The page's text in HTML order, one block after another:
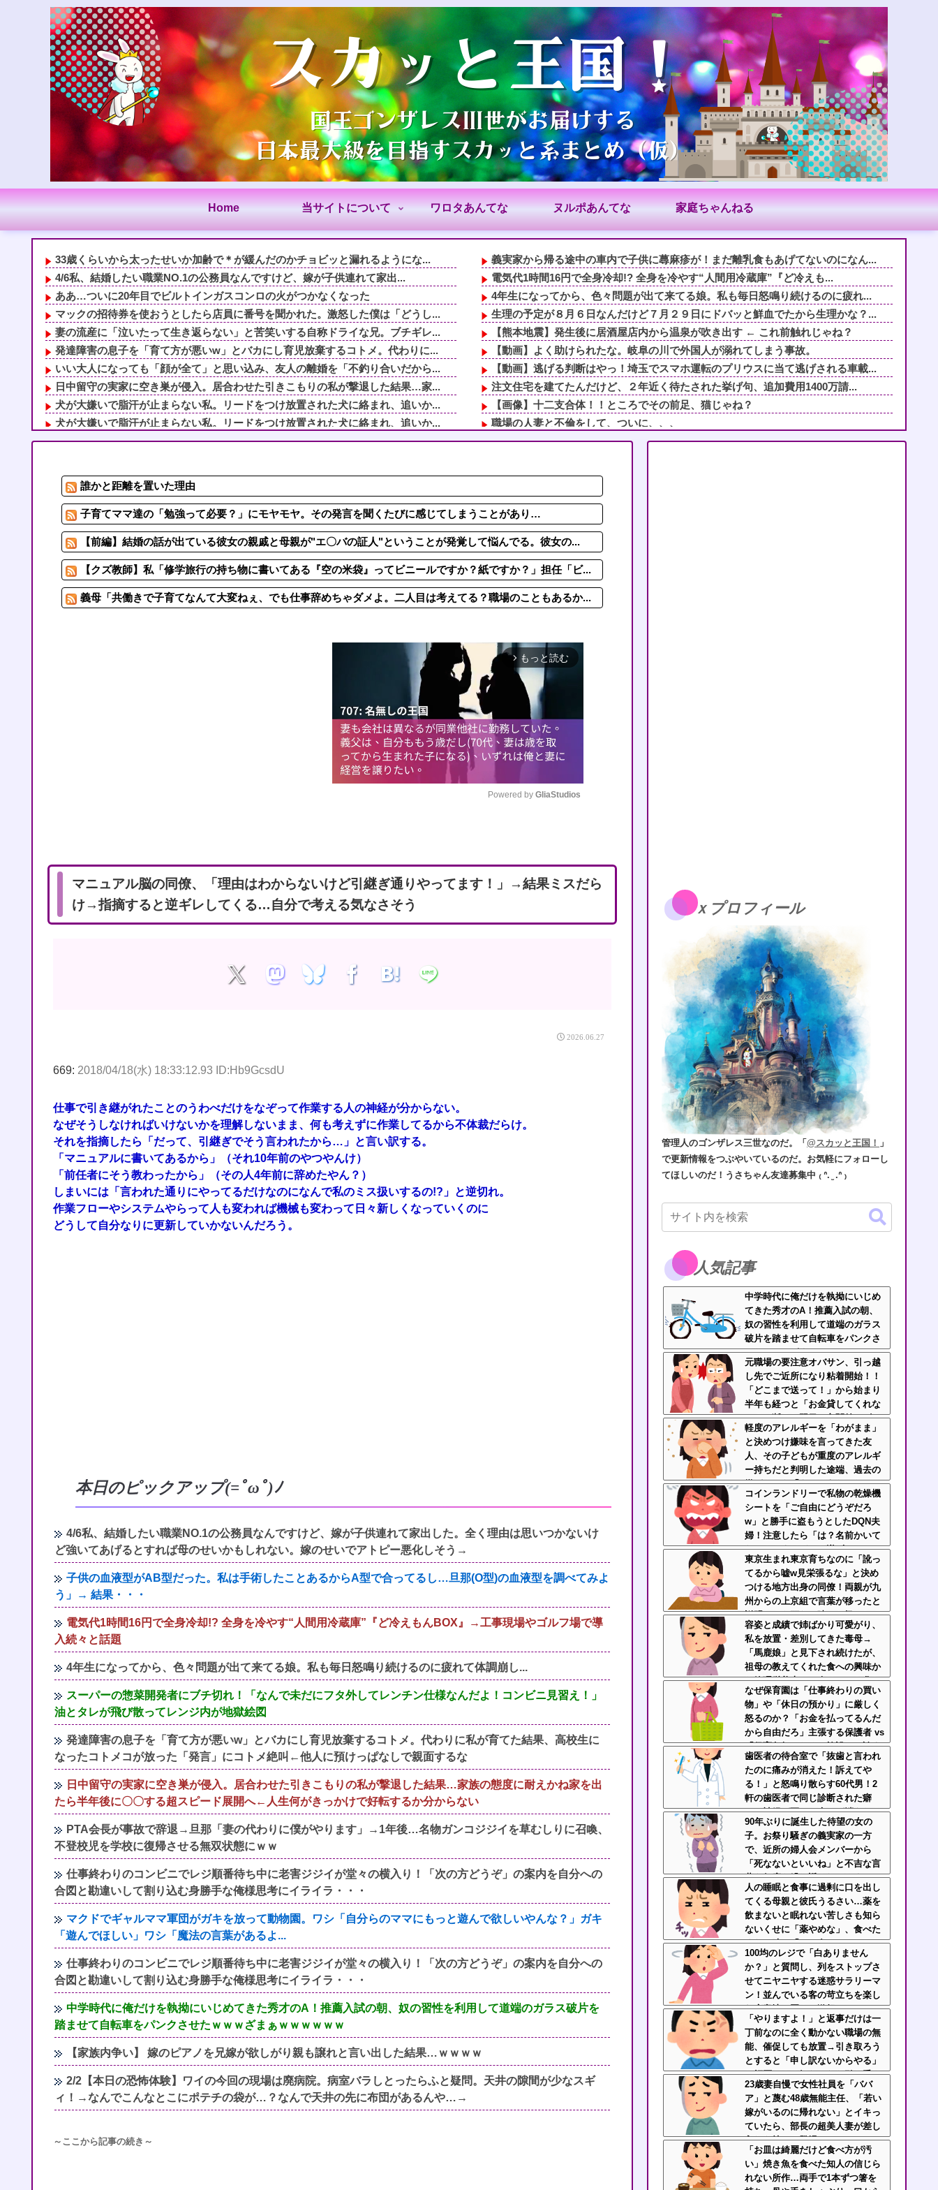
Home 当サイトについて ワロタあんてな ヌルポあんてな 家庭ちゃんねる
33歳くらいから太ったせいか加齢で＊が緩んだのかチョビッと漏れるようにな...
4/6私、結婚したい職業NO.1の公務員なんですけど、嫁が子供連れて家出...
ああ…ついに20年目でビルトインガスコンロの火がつかなくなった
マックの招待券を使おうとしたら店員に番号を聞かれた。激怒した僕は「どうし...
妻の流産に「泣いたって生き返らない」と苦笑いする自称ドライな兄。ブチギレ...
発達障害の息子を「育て方が悪いw」とバカにし育児放棄するコトメ。代わりに...
いい大人になっても「顔が全て」と思い込み、友人の離婚を「不釣り合いだから...
日中留守の実家に空き巣が侵入。居合わせた引きこもりの私が撃退した結果…家...
犬が大嫌いで脂汗が止まらない私。リードをつけ放置された犬に絡まれ、追いか...
犬が大嫌いで脂汗が止まらない私。リードをつけ放置された犬に絡まれ、追いか...
マクドでギャルママ軍団がガキを放って動物園。ワシ「自分らのママにもっと遊...
1/5【回る有責カウンター】嫁が離婚届を置いて失踪。浮気がバレたかと思っ...
のび太：181人 ナルト：347人
夫のコレクション捨てたりご飯作らなかったりしても怒らなかった夫。だから「...
義実家から帰る途中の車内で子供に蕁麻疹が！まだ離乳食もあげてないのになん...
電気代1時間16円で全身冷却!? 全身を冷やす“人間用冷蔵庫”『ど冷えも...
4年生になってから、色々問題が出て来てる娘。私も毎日怒鳴り続けるのに疲れ...
生理の予定が８月６日なんだけど７月２９日にドバッと鮮血でたから生理かな？...
【熊本地震】発生後に居酒屋店内から温泉が吹き出す ← これ前触れじゃね？
【動画】よく助けられたな。岐阜の川で外国人が溺れてしまう事故。
【動画】逃げる判断はやっ！埼玉でスマホ運転のプリウスに当て逃げされる車載...
注文住宅を建てたんだけど、２年近く待たされた挙げ句、追加費用1400万請...
【画像】十二支合体！！ところでその前足、猫じゃね？
職場の人妻と不倫をして、ついに、、、
仕事終わりのコンビニでレジ順番待ち中に老害ジジイが堂々の横入り！「次の方...
ロイコクロディウムは実はカタツムリにとって益虫だった
【前編】結婚の話が出ている彼女の親戚と母親が"エ〇バの証人"ということが...
【クズ教師】私「修学旅行の持ち物に書いてある『空の米袋』ってビニールです...
誰かと距離を置いた理由
子育てママ達の「勉強って必要？」にモヤモヤ。その発言を聞くたびに感じてしまうことがあり…
【前編】結婚の話が出ている彼女の親戚と母親が"エ〇バの証人"ということが発覚して悩んでる。彼女の...
【クズ教師】私「修学旅行の持ち物に書いてある『空の米袋』ってビニールですか？紙ですか？」担任「ビ...
義母「共働きで子育てなんて大変ねぇ、でも仕事辞めちゃダメよ。二人目は考えてる？職場のこともあるか...
arrow_forward_ios もっと読む
e
Powered by GliaStudios
マニュアル脳の同僚、「理由はわからないけど引継ぎ通りやってます！」→結果ミスだら
け→指摘すると逆ギレしてくる…自分で考える気なさそう
2026.06.27
669: 2018/04/18(水) 18:33:12.93 ID:Hb9GcsdU
仕事で引き継がれたことのうわべだけをなぞって作業する人の神経が分からない。
なぜそうしなければいけないかを理解しないまま、何も考えずに作業してるから不体裁だらけ。
それを指摘したら「だって、引継ぎでそう言われたから…」と言い訳する。
「マニュアルに書いてあるから」（それ10年前のやつやんけ）
「前任者にそう教わったから」（その人4年前に辞めたやん？）
しまいには「言われた通りにやってるだけなのになんで私のミス扱いするの!?」と逆切れ。
作業フローやシステムやらって人も変われば機械も変わって日々新しくなっていくのに
どうして自分なりに更新していかないんだろう。
本日のピックアップ(=ﾟωﾟ)ﾉ
4/6私、結婚したい職業NO.1の公務員なんですけど、嫁が子供連れて家出した。全く理由は思いつかないけ
ど強いてあげるとすれば母のせいかもしれない。嫁のせいでアトピー悪化しそう→
子供の血液型がAB型だった。私は手術したことあるからA型で合ってるし…旦那(O型)の血液型を調べてみよ
う」→ 結果・・・
電気代1時間16円で全身冷却!? 全身を冷やす“人間用冷蔵庫”『ど冷えもんBOX』→工事現場やゴルフ場で導
入続々と話題
4年生になってから、色々問題が出て来てる娘。私も毎日怒鳴り続けるのに疲れて体調崩し...
スーパーの惣菜開発者にブチ切れ！「なんで未だにフタ外してレンチン仕様なんだよ！コンビニ見習え！」
油とタレが飛び散ってレンジ内が地獄絵図
発達障害の息子を「育て方が悪いw」とバカにし育児放棄するコトメ。代わりに私が育てた結果、高校生に
なったコトメコが放った「発言」にコトメ絶叫←他人に預けっぱなしで親面するな
日中留守の実家に空き巣が侵入。居合わせた引きこもりの私が撃退した結果…家族の態度に耐えかね家を出
たら半年後に〇〇する超スピード展開へ←人生何がきっかけで好転するか分からない
PTA会長が事故で辞退→旦那「妻の代わりに僕がやります」→1年後…名物ガンコジジイを草むしりに召喚、
不登校児を学校に復帰させる無双状態にｗｗ
仕事終わりのコンビニでレジ順番待ち中に老害ジジイが堂々の横入り！「次の方どうぞ」の案内を自分への
合図と勘違いして割り込む身勝手な俺様思考にイライラ・・・
マクドでギャルママ軍団がガキを放って動物園。ワシ「自分らのママにもっと遊んで欲しいやんな？」ガキ
「遊んでほしい」ワシ「魔法の言葉があるよ...
仕事終わりのコンビニでレジ順番待ち中に老害ジジイが堂々の横入り！「次の方どうぞ」の案内を自分への
合図と勘違いして割り込む身勝手な俺様思考にイライラ・・・
中学時代に俺だけを執拗にいじめてきた秀才のA！推薦入試の朝、奴の習性を利用して道端のガラス破片を
踏ませて自転車をパンクさせたｗｗｗざまぁｗｗｗｗｗｗ
【家族内争い】 嫁のピアノを兄嫁が欲しがり親も譲れと言い出した結果…ｗｗｗｗ
2/2【本日の恐怖体験】ワイの今回の現場は廃病院。病室バラしとったらふと疑問。天井の隙間が少なスギ
ィ！→なんでこんなとこにポテチの袋が…？なんで天井の先に布団があるんや…→
～ここから記事の続き～
ｘプロフィール
管理人のゴンザレス三世なのだ。「@スカッと王国！ 」
で更新情報をつぶやいているのだ。お気軽にフォローし
てほしいのだ！うさちゃん友達募集中 ₍ ᐢ. ̫ .ᐢ ₎
人気記事
中学時代に俺だけを執拗にいじめ
てきた秀才のA！推薦入試の朝、
奴の習性を利用して道端のガラス
破片を踏ませて自転車をパンクさ
せたｗｗｗざまぁｗｗｗｗｗｗ
元職場の要注意オバサン、引っ越
し先でご近所になり粘着開始！！
「どこまで送って！」から始まり
半年も経つと「お金貸してくれな
い？」断ると翌日、玄関前にゴミ
が置かれる
軽度のアレルギーを「わがまま」
と決めつけ嫌味を言ってきた友
人、その子どもが重度のアレルギ
ー持ちだと判明した途端、過去の
嫌がらせを「えーそうだったっ
け？」と白々しくスルー
コインランドリーで私物の乾燥機
シートを「ご自由にどうぞだろ
w」と勝手に盗もうとしたDQN夫
婦！注意したら「は？名前かいて
ないんですけど」と逆ギレ
東京生まれ東京育ちなのに「訛っ
てるから嘘w見栄張るな」と決め
つける地方出身の同僚！両親が九
州からの上京組で言葉が移ったと
説明しても頑なに嘘つき扱いして
くるのなんなん？
容姿と成績で姉ばかり可愛がり、
私を放置・差別してきた毒母→
「馬鹿娘」と見下され続けたが、
祖母の教えてくれた食への興味か
ら管理栄養士に→今はニート化し
た姉と毒母に幸せな姿を見せつけ
てるｗｗｗ
なぜ保育園は「仕事終わりの買い
物」や「休日の預かり」に厳しく
怒るのか？「お金を払ってるんだ
から自由だろ」主張する保護者 vs
「保育欠如のための施設」と諭す
保育士
歯医者の待合室で「抜歯と言われ
たのに痛みが消えた！訴えてや
る！」と怒鳴り散らす60代男！2
軒の歯医者で同じ診断された癖
に、神経が死んで痛みが消えたの
を「治った」と錯覚して逆ギレす
る地獄の迷惑ジジイに遭遇
90年ぶりに誕生した待望の女の
子。お祭り騒ぎの義実家の一方
で、近所の婦人会メンバーから
「死なないといいね」と不吉な言
葉を何度も繰り返されてしま
う・・・
人の睡眠と食事に過剰に口を出し
てくる母親と彼氏うるさい…薬を
飲まないと眠れない苦しさも知ら
ないくせに「薬やめな」、食べた
くない時に「一口食べて」としつ
こい無神経すぎる！！
100均のレジで「白ありません
か？」と質問し、列をストップさ
せてニヤニヤする迷惑サラリーマ
ン！並んでいる客の苛立ちを楽し
む底意地の悪さに激怒
「やりますよ！」と返事だけは一
丁前なのに全く動かない職場の無
能、催促しても放置→引き取ろう
とすると「申し訳ないからやる」
と拒否…やる気ないなら引き受け
るなよ・・・
23歳妻自慢で女性社員を「ババ
ア」と蔑む48歳無能主任、「若い
嫁がいるのに帰れない」とイキっ
ていたら、部長の超美人妻が差し
入れを持って登場ｗｗｗｗ
「お皿は綺麗だけど食べ方が汚
い」焼き魚を食べた知人の信じら
れない所作…両手で1本ずつ箸を